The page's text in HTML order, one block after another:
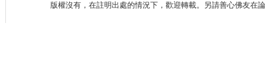
版權沒有，在註明出處的情況下，歡迎轉載。另請善心佛友在